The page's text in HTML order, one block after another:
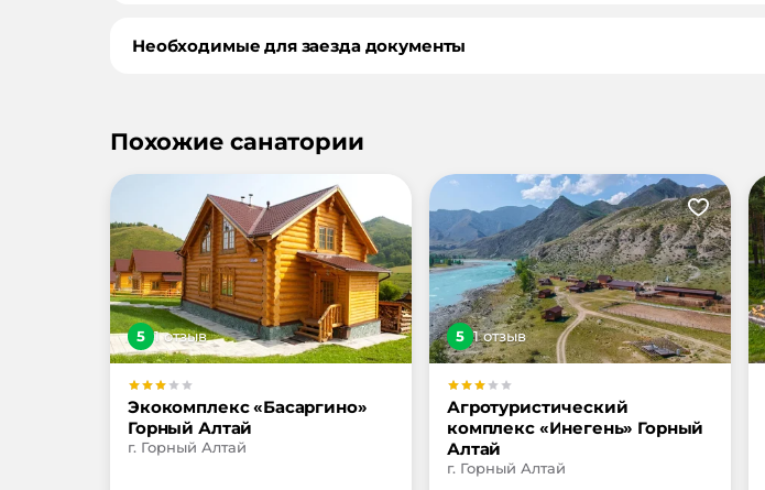
Необходимые для заезда документы
Похожие санатории
5 1отзыв
Экокомплекс «Басаргино»
Горный Алтай
г. Горный Алтай
5 1отзыв
Агротуристический
комплекс «Инегень» Горный
Алтай
г. Горный Алтай